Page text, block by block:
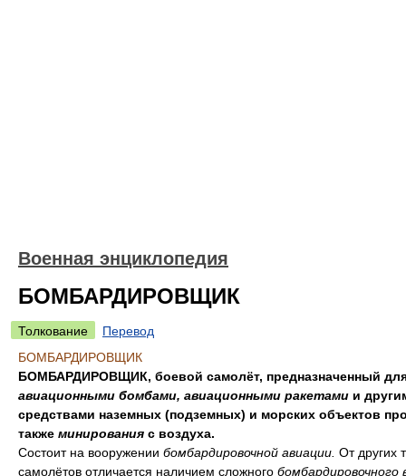
Военная энциклопедия
БОМБАРДИРОВЩИК
Толкование
Перевод
БОМБАРДИРОВЩИК
БОМБАРДИРОВЩИК, боевой самолёт, предназначенный
авиационными бомбами, авиационными ракетами и
средствами наземных (подземных) и морских объектов
также минирования с воздуха.
Состоит на вооружении бомбардировочной авиации. От других
самолётов отличается наличием сложного бомбардировочного